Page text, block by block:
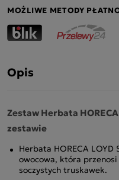
MOŻLIWE METODY
Opis
Zestaw Herbata
zestawie
Herbata HORECA
owocowa, która
soczystych truskawek.